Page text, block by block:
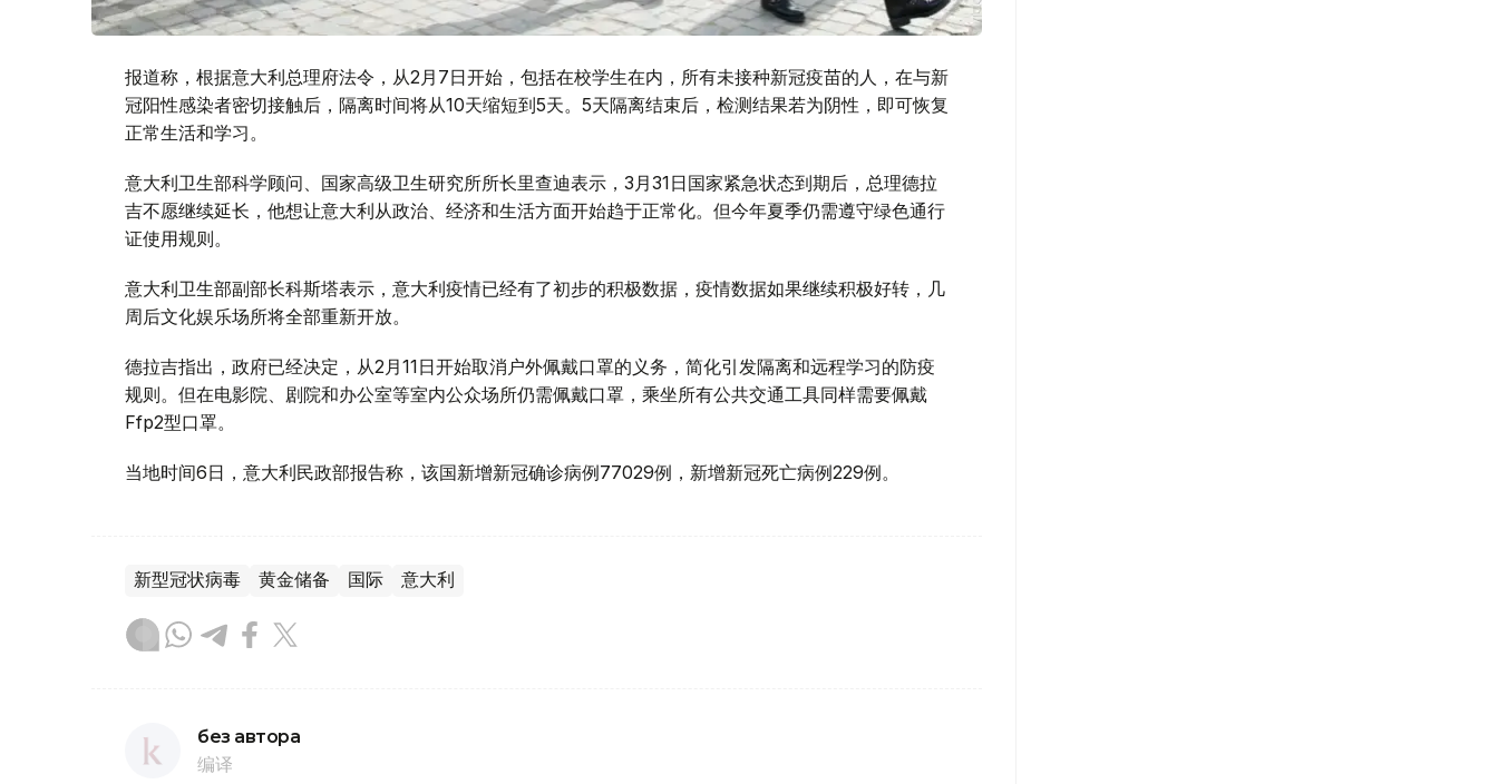
报道称，根据意大利总理府法令，从2月7日开始，包括在校学生在内，所有未接种新冠疫苗的人，在与新
冠阳性感染者密切接触后，隔离时间将从10天缩短到5天。5天隔离结束后，检测结果若为阴性，即可恢复
正常生活和学习。
意大利卫生部科学顾问、国家高级卫生研究所所长里查迪表示，3月31日国家紧急状态到期后，总理德拉
吉不愿继续延长，他想让意大利从政治、经济和生活方面开始趋于正常化。但今年夏季仍需遵守绿色通行
证使用规则。
意大利卫生部副部长科斯塔表示，意大利疫情已经有了初步的积极数据，疫情数据如果继续积极好转，几
周后文化娱乐场所将全部重新开放。
德拉吉指出，政府已经决定，从2月11日开始取消户外佩戴口罩的义务，简化引发隔离和远程学习的防疫
规则。但在电影院、剧院和办公室等室内公众场所仍需佩戴口罩，乘坐所有公共交通工具同样需要佩戴
Ffp2型口罩。
当地时间6日，意大利民政部报告称，该国新增新冠确诊病例77029例，新增新冠死亡病例229例。
新型冠状病毒 黄金储备 国际 意大利
без автора
编译